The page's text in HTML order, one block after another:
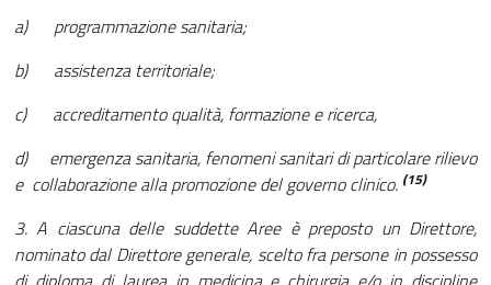
a) programmazione sanitaria;
b) assistenza territoriale;
c) accreditamento qualità, formazione e ricerca,
d) emergenza sanitaria, fenomeni sanitari di particolare rilievo
e collaborazione alla promozione del governo clinico. (15)
3. A ciascuna delle suddette Aree è preposto un Direttore,
nominato dal Direttore generale, scelto fra persone in possesso